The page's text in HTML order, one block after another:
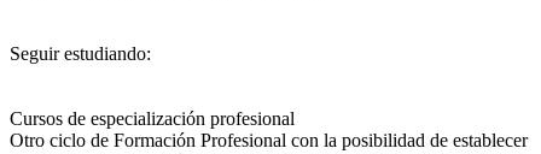
Seguir estudiando:
Cursos de especialización profesional
Otro ciclo de Formación Profesional con la posibilidad de establecer